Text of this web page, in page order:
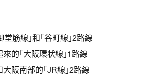
筋線」和「谷町線」2路線
的「大阪環状線」1路線
阪南部的「JR線」2路線